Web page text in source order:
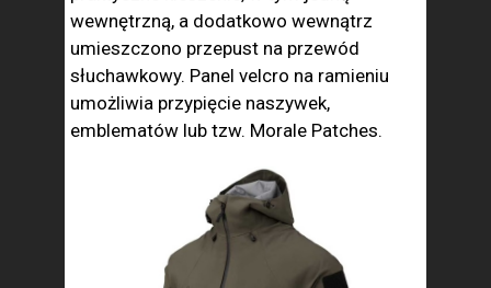
wewnętrzną, a dodatkowo wewnątrz
umieszczono przepust na przewód
słuchawkowy. Panel velcro na ramieniu
umożliwia przypięcie naszywek,
emblematów lub tzw. Morale Patches.